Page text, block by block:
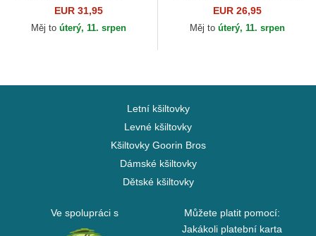
Classic DjinnsEUR 31,95
Měj to úterý, 11. srpen
Lover DjinnsEUR 26,95
Měj to úterý, 11. srpen
Letní kšiltovky
Levné kšiltovky
Kšiltovky Goorin Bros
Dámské kšiltovky
Dětské kšiltovky
Ve spolupráci s
Můžete platit pomocí:
Jakákoli platební karta